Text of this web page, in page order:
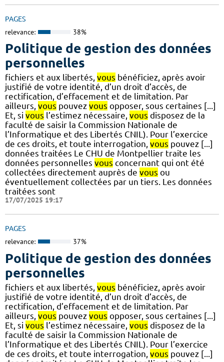
PAGES
relevance: 38%
Politique de gestion des données
personnelles
fichiers et aux libertés, vous bénéficiez, après avoir
justifié de votre identité, d’un droit d’accès, de
rectification, d’effacement et de limitation. Par
ailleurs, vous pouvez vous opposer, sous certaines [...]
Et, si vous l’estimez nécessaire, vous disposez de la
faculté de saisir la Commission Nationale de
l’Informatique et des Libertés CNIL). Pour l’exercice
de ces droits, et toute interrogation, vous pouvez [...]
données traitées Le CHU de Montpellier traite les
données personnelles vous concernant qui ont été
collectées directement auprès de vous ou
éventuellement collectées par un tiers. Les données
traitées sont
17/07/2025 19:17
PAGES
relevance: 37%
Politique de gestion des données
personnelles
fichiers et aux libertés, vous bénéficiez, après avoir
justifié de votre identité, d’un droit d’accès, de
rectification, d’effacement et de limitation. Par
ailleurs, vous pouvez vous opposer, sous certaines [...]
Et, si vous l’estimez nécessaire, vous disposez de la
faculté de saisir la Commission Nationale de
l’Informatique et des Libertés CNIL). Pour l’exercice
de ces droits, et toute interrogation, vous pouvez [...]